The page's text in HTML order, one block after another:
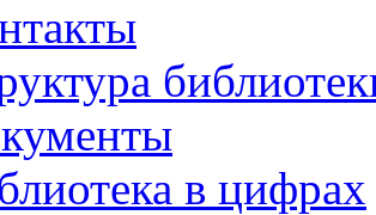
в цифрах